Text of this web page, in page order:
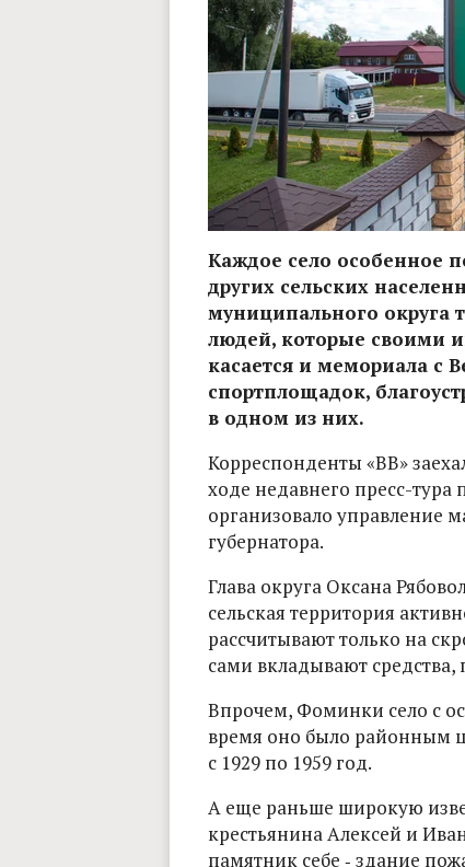
Каждое село особенное
других сельских
муниципального округа
людей, которые своими
касается и мемориала с
спортплощадок,
в одном из них.
Корреспонденты «ВВ»
ходе недавнего пресс-тура
организовало управление
губернатора.
Глава округа Оксана
сельская территория
рассчитывают только на
сами вкладывают
Впрочем, Фоминки село с
время оно было районным
с 1929 по 1959 год.
А еще раньше широкую
крестьянина Алексей и
памятник себе ‑ здание